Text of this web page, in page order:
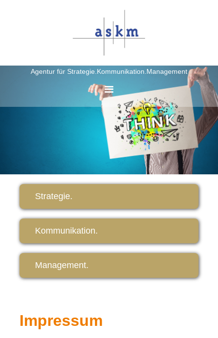
Agentur für Strategie.Kommunikation.Management
Impressum
Strategie.
Kommunikation.
Management.